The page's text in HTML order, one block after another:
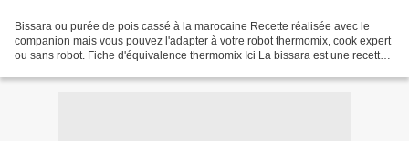
Bissara ou purée de pois cassé à la marocaine Recette réalisée avec le
companion mais vous pouvez l'adapter à votre robot thermomix, cook expert
ou sans robot. Fiche d'équivalence thermomix Ici La bissara est une recette